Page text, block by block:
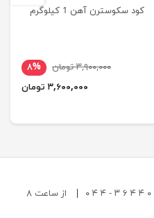
کود سکوسترن آهن 1 کیلوگرم
۳,۹۰۰,۰۰۰ تومان
۸%
۳,۶۰۰,۰۰۰ تومان
| از ساعت ۸